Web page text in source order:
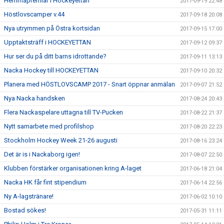
Höstlovscamper v.44 2017-09-18 20:08
Nya utrymmen på Östra kortsidan 2017-09-15 17:00
Upptaktsträff i HOCKEYETTAN 2017-09-12 09:37
Hur ser du på ditt barns idrottande? 2017-09-11 13:13
Nacka Hockey till HOCKEYETTAN 2017-09-10 20:32
Planera med HÖSTLOVSCAMP 2017 - Snart öppnar anmälan 2017-09-07 21:52
Nya Nacka handsken 2017-08-24 20:43
Flera Nackaspelare uttagna till TV-Pucken 2017-08-22 21:37
Nytt samarbete med profilshop 2017-08-20 22:23
Stockholm Hockey Week 21-26 augusti 2017-08-16 23:24
Det är is i Nackaborg igen! 2017-08-07 22:50
Klubben förstärker organisationen kring A-laget 2017-06-18 21:04
Nacka HK får fint stipendium 2017-06-14 22:56
Ny A-lagstränare! 2017-06-02 10:10
Bostad sökes! 2017-05-31 11:11